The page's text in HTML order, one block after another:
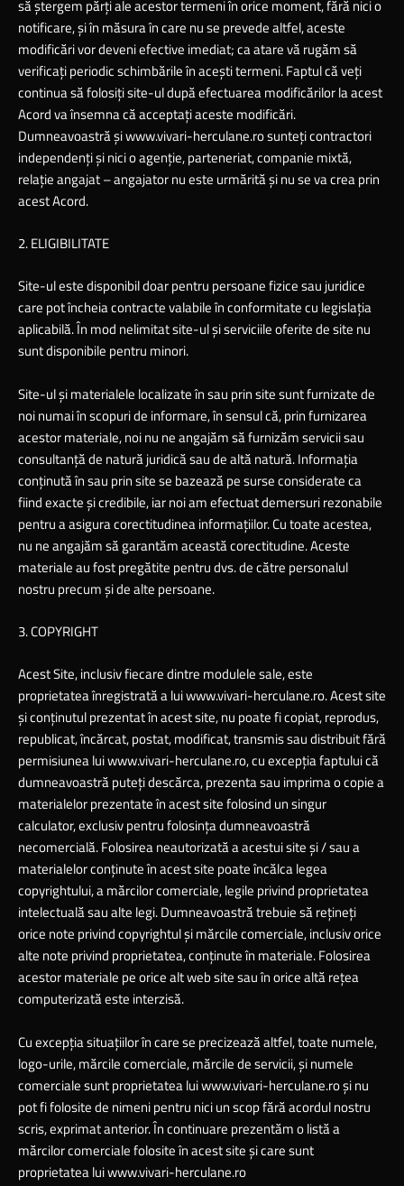
să ştergem părţi ale acestor termeni în orice moment, fără nici o
notificare, şi în măsura în care nu se prevede altfel, aceste
modificări vor deveni efective imediat; ca atare vă rugăm să
verificaţi periodic schimbările în aceşti termeni. Faptul că veţi
continua să folosiţi site-ul după efectuarea modificărilor la acest
Acord va însemna că acceptaţi aceste modificări.
Dumneavoastră şiwww.vivari-herculane.rosunteţi contractori
independenţi şi nici o agenţie, parteneriat, companie mixtă,
relaţie angajat – angajator nu este urmărită şi nu se va crea prin
acest Acord.
2. ELIGIBILITATE
Site-ul este disponibil doar pentru persoane fizice sau juridice
care pot încheia contracte valabile în conformitate cu legislaţia
aplicabilă. În mod nelimitat site-ul şi serviciile oferite de site nu
sunt disponibile pentru minori.
Site-ul şi materialele localizate în sau prin site sunt furnizate de
noi numai în scopuri de informare, în sensul că, prin furnizarea
acestor materiale, noi nu ne angajăm să furnizăm servicii sau
consultanţă de natură juridică sau de altă natură. Informaţia
conţinută în sau prin site se bazează pe surse considerate ca
fiind exacte şi credibile, iar noi am efectuat demersuri rezonabile
pentru a asigura corectitudinea informaţiilor. Cu toate acestea,
nu ne angajăm să garantăm această corectitudine. Aceste
materiale au fost pregătite pentru dvs. de către personalul
nostru precum şi de alte persoane.
3. COPYRIGHT
Acest Site, inclusiv fiecare dintre modulele sale, este
proprietatea înregistrată a luiwww.vivari-herculane.ro. Acest site
şi conţinutul prezentat în acest site, nu poate fi copiat, reprodus,
republicat, încărcat, postat, modificat, transmis sau distribuit fără
permisiunea luiwww.vivari-herculane.ro, cu excepţia faptului că
dumneavoastră puteţi descărca, prezenta sau imprima o copie a
materialelor prezentate în acest site folosind un singur
calculator, exclusiv pentru folosinţa dumneavoastră
necomercială. Folosirea neautorizată a acestui site şi / sau a
materialelor conţinute în acest site poate încălca legea
copyrightului, a mărcilor comerciale, legile privind proprietatea
intelectuală sau alte legi. Dumneavoastră trebuie să reţineţi
orice note privind copyrightul şi mărcile comerciale, inclusiv orice
alte note privind proprietatea, conţinute în materiale. Folosirea
acestor materiale pe orice alt web site sau în orice altă reţea
computerizată este interzisă.
Cu excepţia situaţiilor în care se precizează altfel, toate numele,
logo-urile, mărcile comerciale, mărcile de servicii, şi numele
comerciale sunt proprietatea luiwww.vivari-herculane.roşi nu
pot fi folosite de nimeni pentru nici un scop fără acordul nostru
scris, exprimat anterior. În continuare prezentăm o listă a
mărcilor comerciale folosite în acest site şi care sunt
proprietatea luiwww.vivari-herculane.ro